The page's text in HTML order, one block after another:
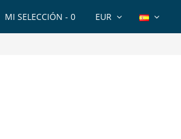
EUR
MI SELECCIÓN - 0